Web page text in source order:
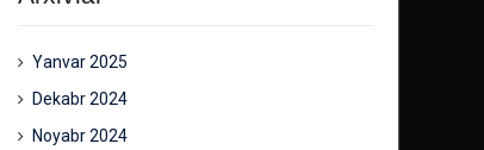
Yanvar 2025
Dekabr 2024
Noyabr 2024